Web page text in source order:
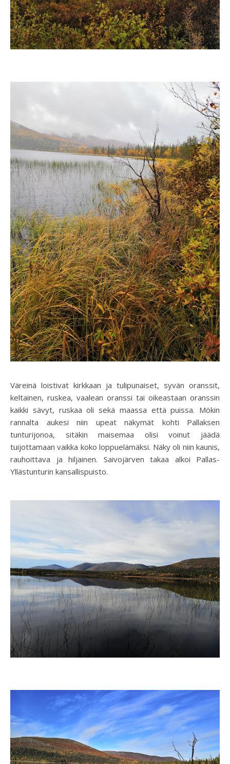
Väreinä loistivat kirkkaan ja tulipunaiset, syvän oranssit,
keltainen, ruskea, vaalean oranssi tai oikeastaan oranssin
kaikki sävyt, ruskaa oli sekä maassa että puissa. Mökin
rannalta aukesi niin upeat näkymät kohti Pallaksen
tunturijonoa, sitäkin maisemaa olisi voinut jäädä
tuijottamaan vaikka koko loppuelämäksi. Näky oli niin kaunis,
rauhoittava ja hiljainen. Saivojärven takaa alkoi Pallas-
Yllästunturin kansallispuisto.